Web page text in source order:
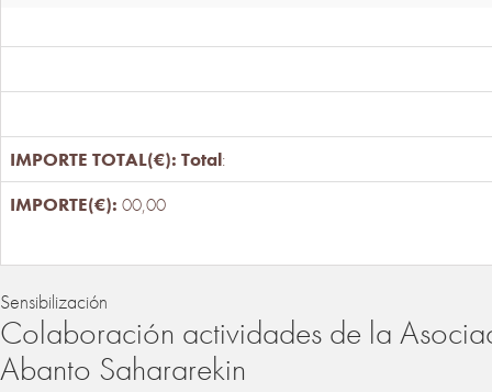
Total:
00,00
Sensibilización
Colaboración actividades de la
Abanto Sahararekin